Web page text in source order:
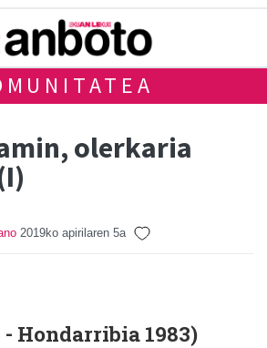
olerkaria
2019ko apirilaren 5a
Hondarribia 1983)